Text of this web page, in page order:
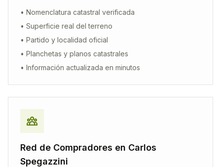
• Nomenclatura catastral verificada
• Superficie real del terreno
• Partido y localidad oficial
• Planchetas y planos catastrales
• Información actualizada en minutos
Red de Compradores en Carlos
Spegazzini